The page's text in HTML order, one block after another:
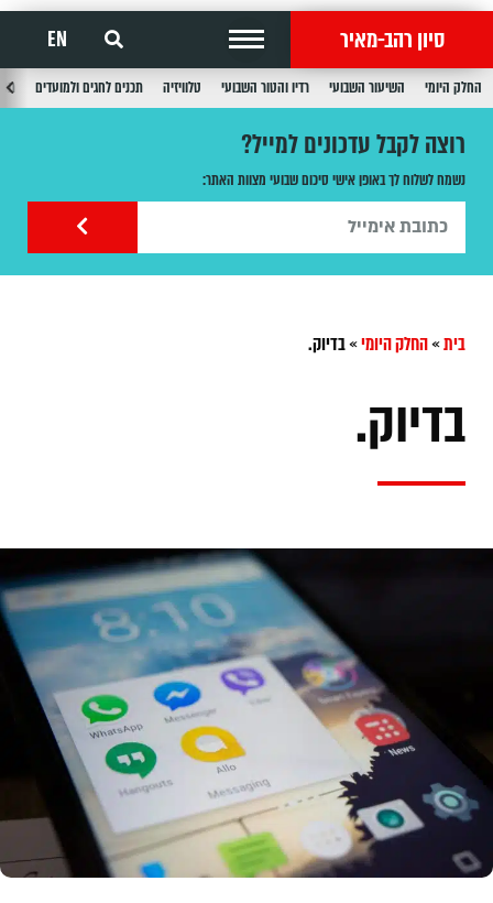
סיון רהב-מאיר EN
החלק היומי השיעור השבועי רדיו והטור השבועי טלוויזיה תכנים לחגים ולמועדים
רוצה לקבל עדכונים למייל?
נשמח לשלוח לך באופן אישי סיכום שבועי מצוות האתר:
בית»החלק היומי»בדיוק.
בדיוק.